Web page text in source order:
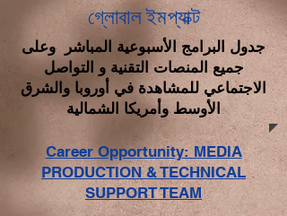
গ্লোবাল ইমপ্যাক্ট
جدول البرامج الأسبوعية المباشر وعلى
جميع المنصات التقنية و التواصل
الاجتماعي للمشاهدة في أوروبا والشرق
الأوسط وأمريكا الشمالية
Career Opportunity: MEDIA
PRODUCTION & TECHNICAL
SUPPORT TEAM